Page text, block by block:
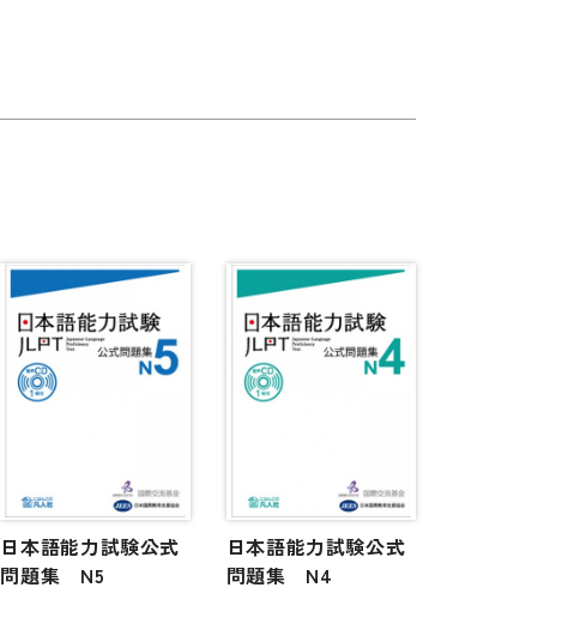
日本語能力試験公式
問題集 N5
日本語能力試験公式
問題集 N4